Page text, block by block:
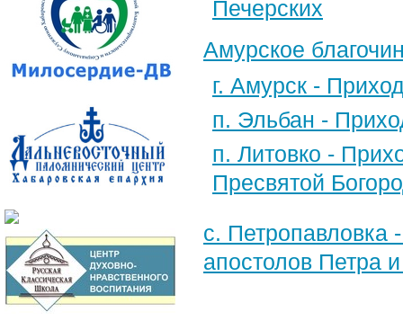
Печерских
Амурское
г. Амурск -
п. Эльбан -
п. Литовко -
Пресвятой
с. Петропавловка
апостолов Петра